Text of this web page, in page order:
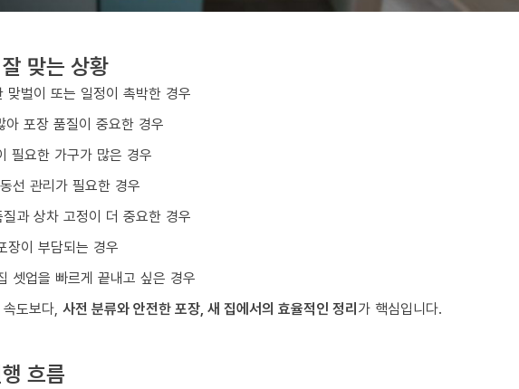
맞는 상황
맞벌이 또는 일정이 촉박한 경우
아 포장 품질이 중요한 경우
필요한 가구가 많은 경우
선 관리가 필요한 경우
과 상차 고정이 더 중요한 경우
장이 부담되는 경우
셋업을 빠르게 끝내고 싶은 경우
도보다, 사전 분류와 안전한 포장, 새 집에서의 효율적인 정리가 핵심입니다.
흐름